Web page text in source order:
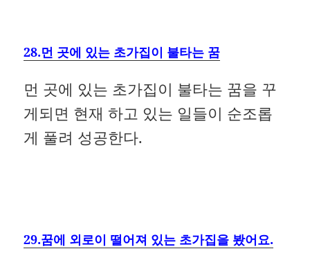
28.먼 곳에 있는 초가집이 불타는 꿈
먼 곳에 있는 초가집이 불타는 꿈을 꾸
게되면 현재 하고 있는 일들이 순조롭
게 풀려 성공한다.
29.꿈에 외로이 떨어져 있는 초가집을 봤어요.